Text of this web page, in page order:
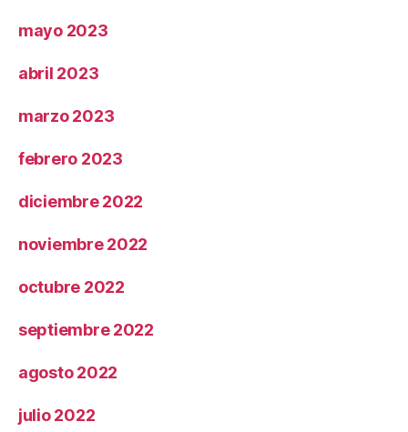
mayo 2023
abril 2023
marzo 2023
febrero 2023
diciembre 2022
noviembre 2022
octubre 2022
septiembre 2022
agosto 2022
julio 2022